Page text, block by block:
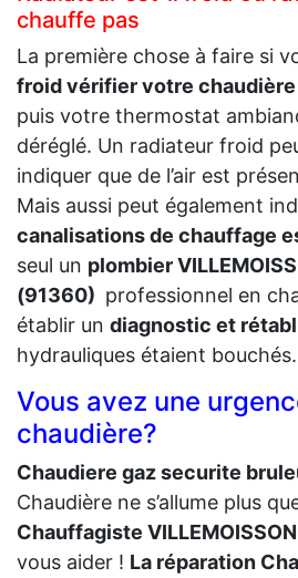
chauffe pas
La première chose à faire si
froid vérifier votre chaudière
puis votre thermostat
déréglé. Un radiateur froid
indiquer que de l’air est
Mais aussi peut également
canalisations de chauffage
seul un plombier
(91360) professionnel en
établir un diagnostic et
hydrauliques étaient bouchés.
Vous avez une
chaudière?
Chaudiere gaz securite
Chaudière ne s’allume plus
Chauffagiste
vous aider ! La réparation